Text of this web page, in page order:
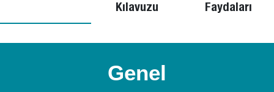
Kılavuzu
Faydaları
Genel